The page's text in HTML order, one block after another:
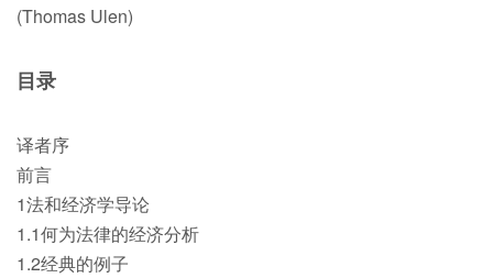
(Thomas Ulen)
目录
译者序
前言
1法和经济学导论
1.1何为法律的经济分析
1.2经典的例子